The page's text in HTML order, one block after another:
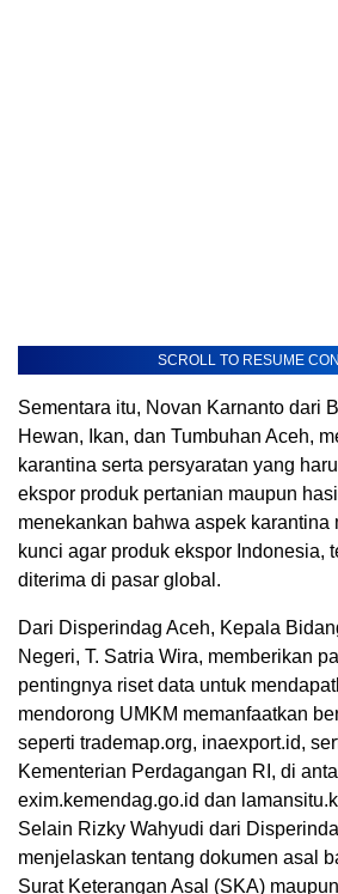
SCROLL TO RESUME
Sementara itu, Novan Karnanto dari
Hewan, Ikan, dan Tumbuhan Aceh,
karantina serta persyaratan yang
ekspor produk pertanian maupun
menekankan bahwa aspek karantina
kunci agar produk ekspor Indonesia,
diterima di pasar global.
Dari Disperindag Aceh, Kepala
Negeri, T. Satria Wira, memberikan
pentingnya riset data untuk
mendorong UMKM memanfaatkan
seperti trademap.org, inaexport.id,
Kementerian Perdagangan RI, di
exim.kemendag.go.id dan
Selain Rizky Wahyudi dari
menjelaskan tentang dokumen asal
Surat Keterangan Asal (SKA)